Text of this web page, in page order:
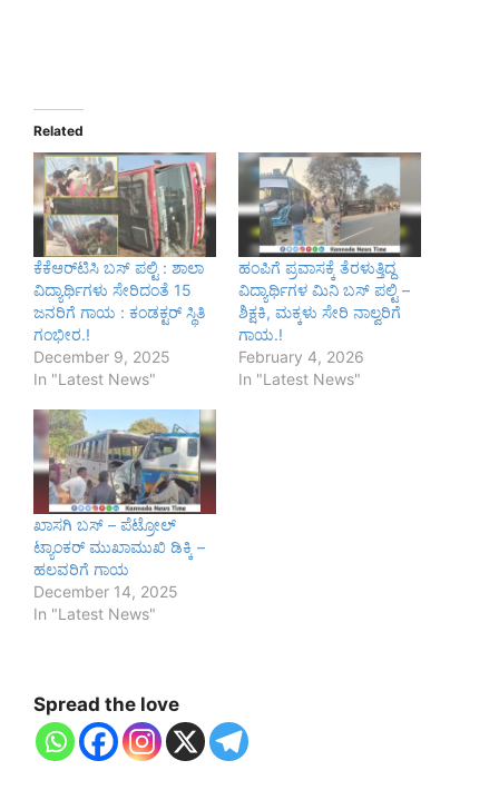
Related
ಕೆಕೆಆರ್‌ಟಿಸಿ ಬಸ್ ಪಲ್ಟಿ : ಶಾಲಾ
ವಿದ್ಯಾರ್ಥಿಗಳು ಸೇರಿದಂತೆ 15
ಜನರಿಗೆ ಗಾಯ : ಕಂಡಕ್ಟರ್ ಸ್ಥಿತಿ
ಗಂಭೀರ.!
December 9, 2025
In "Latest News"
ಹಂಪಿಗೆ ಪ್ರವಾಸಕ್ಕೆ ತೆರಳುತ್ತಿದ್ದ
ವಿದ್ಯಾರ್ಥಿಗಳ ಮಿನಿ ಬಸ್ ಪಲ್ಟಿ –
ಶಿಕ್ಷಕಿ, ಮಕ್ಕಳು ಸೇರಿ ನಾಲ್ವರಿಗೆ
ಗಾಯ.!
February 4, 2026
In "Latest News"
ಖಾಸಗಿ ಬಸ್ – ಪೆಟ್ರೋಲ್‌
ಟ್ಯಾಂಕರ್‌ ಮುಖಾಮುಖಿ ಡಿಕ್ಕಿ –
ಹಲವರಿಗೆ ಗಾಯ
December 14, 2025
In "Latest News"
Spread the love